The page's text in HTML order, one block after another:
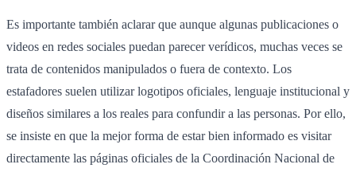
Es importante también aclarar que aunque algunas publicaciones o
videos en redes sociales puedan parecer verídicos, muchas veces se
trata de contenidos manipulados o fuera de contexto. Los
estafadores suelen utilizar logotipos oficiales, lenguaje institucional y
diseños similares a los reales para confundir a las personas. Por ello,
se insiste en que la mejor forma de estar bien informado es visitar
directamente las páginas oficiales de la Coordinación Nacional de